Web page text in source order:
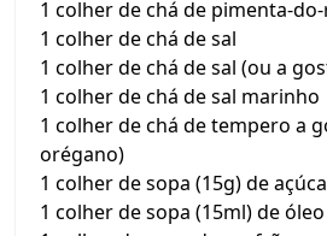
1 colher de chá de pimenta-
1 colher de chá de sal
1 colher de chá de sal (ou a
1 colher de chá de sal marinho
1 colher de chá de tempero a
orégano)
1 colher de sopa (15g) de
1 colher de sopa (15ml) de